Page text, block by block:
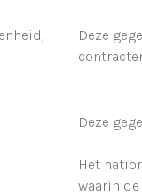
Deze
Deze
Het
waarin